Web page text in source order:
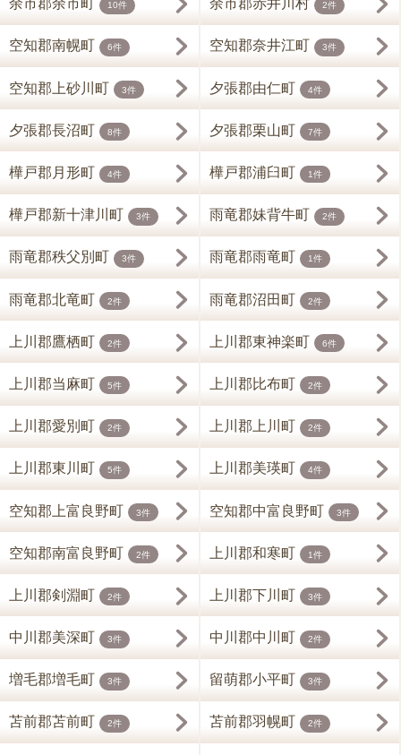
余市郡余市町 10件 余市郡赤井川村 2件
空知郡南幌町 6件 空知郡奈井江町 3件
空知郡上砂川町 3件 夕張郡由仁町 4件
夕張郡長沼町 8件 夕張郡栗山町 7件
樺戸郡月形町 4件 樺戸郡浦臼町 1件
樺戸郡新十津川町 3件 雨竜郡妹背牛町 2件
雨竜郡秩父別町 3件 雨竜郡雨竜町 1件
雨竜郡北竜町 2件 雨竜郡沼田町 2件
上川郡鷹栖町 2件 上川郡東神楽町 6件
上川郡当麻町 5件 上川郡比布町 2件
上川郡愛別町 2件 上川郡上川町 2件
上川郡東川町 5件 上川郡美瑛町 4件
空知郡上富良野町 3件 空知郡中富良野町 3件
空知郡南富良野町 2件 上川郡和寒町 1件
上川郡剣淵町 2件 上川郡下川町 3件
中川郡美深町 3件 中川郡中川町 2件
増毛郡増毛町 3件 留萌郡小平町 3件
苫前郡苫前町 2件 苫前郡羽幌町 2件